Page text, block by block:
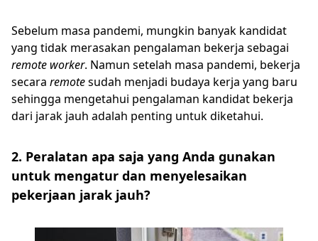
Sebelum masa pandemi, mungkin banyak kandidat
yang tidak merasakan pengalaman bekerja sebagai
remote worker. Namun setelah masa pandemi, bekerja
secara remotesudah menjadi budaya kerja yang baru
sehingga mengetahui pengalaman kandidat bekerja
dari jarak jauh adalah penting untuk diketahui.
2. Peralatan apa saja yang Anda gunakan
untuk mengatur dan menyelesaikan
pekerjaan jarak jauh?